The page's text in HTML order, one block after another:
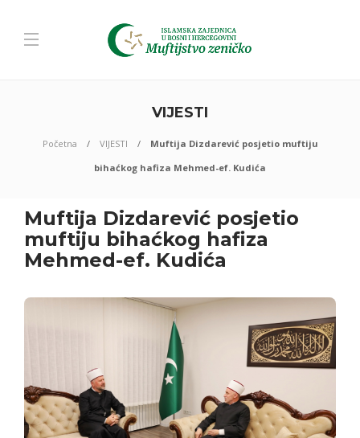
VIJESTI
Početna VIJESTI
Muftija Dizdarević posjetio muftiju
bihaćkog hafiza Mehmed-ef. Kudića
Muftija Dizdarević posjetio
muftiju bihaćkog hafiza
Mehmed-ef. Kudića